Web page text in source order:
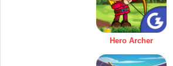
Hero Archer